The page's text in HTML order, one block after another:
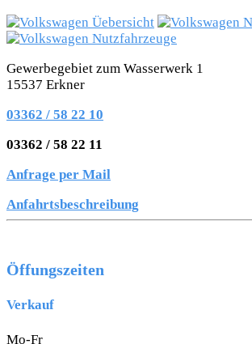
Gewerbegebiet zum Wasserwerk 1
15537 Erkner
03362 / 58 22 10
03362 / 58 22 11
Anfrage per Mail
Anfahrtsbeschreibung
Öffungszeiten
Verkauf
Mo-Fr